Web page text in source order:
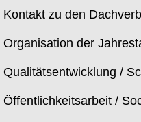
Kontakt zu den
Organisation der
Qualitätsentwicklung /
Öffentlichkeitsarbeit /